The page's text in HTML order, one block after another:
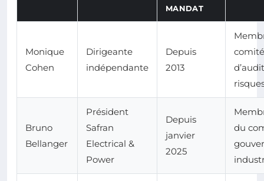
MANDAT
Monique
Cohen
Dirigeante
indépendante
Depuis
2013
comité
Bruno
Bellanger
Président
Safran
Electrical &
Power
Depuis
janvier
2025
du